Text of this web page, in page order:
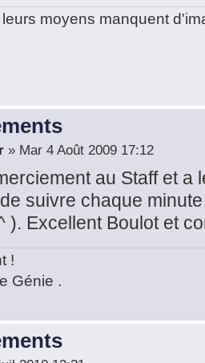
moyens manquent
» Mar 4 Août 2009 17:12
au Staff et a
suivre chaque
). Excellent Boulot et
!
Génie .